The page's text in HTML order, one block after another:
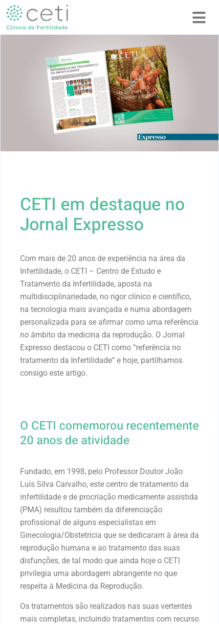
CETI em destaque no
Jornal Expresso
Com mais de 20 anos de experiência na área da
Infertilidade, o CETI – Centro de Estudo e
Tratamento da Infertilidade, aposta na
multidisciplinariedade, no rigor clínico e científico,
na tecnologia mais avançada e numa abordagem
personalizada para se afirmar como uma referência
no âmbito da medicina da reprodução. O Jornal
Expresso destacou o CETI como “referência no
tratamento da Infertilidade” e hoje, partilhamos
consigo este artigo.
O CETI comemorou recentemente
20 anos de atividade
Fundado, em 1998, pelo Professor Doutor João
Luís Silva Carvalho, este centro de tratamento da
infertilidade e de procriação medicamente assistida
(PMA) resultou também da diferenciação
profissional de alguns especialistas em
Ginecologia/Obstetrícia que se dedicaram à área da
reprodução humana e ao tratamento das suas
disfunções, de tal modo que ainda hoje o CETI
privilegia uma abordagem abrangente no que
respeita à Medicina da Reprodução.
Os tratamentos são realizados nas suas vertentes
mais completas, incluindo tratamentos com recurso